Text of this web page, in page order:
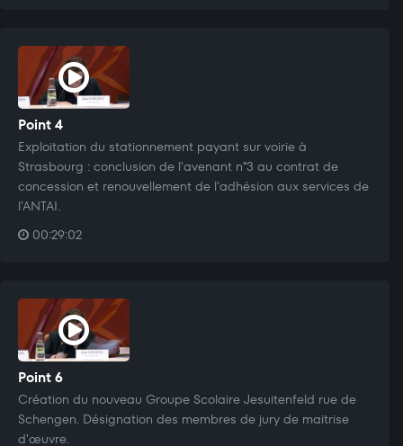
Point 4
Exploitation du stationnement payant sur voirie à
Strasbourg : conclusion de l'avenant n°3 au contrat de
concession et renouvellement de l'adhésion aux services de
l'ANTAI.
00:29:02
Point 6
Création du nouveau Groupe Scolaire Jesuitenfeld rue de
Schengen. Désignation des membres de jury de maitrise
d'œuvre.